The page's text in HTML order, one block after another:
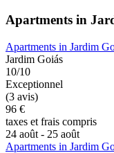
Apartments in
Apartments in Jardim
Jardim Goiás
10/10
Exceptionnel
(3 avis)
96 €
taxes et frais compris
24 août - 25 août
Apartments in Jardim